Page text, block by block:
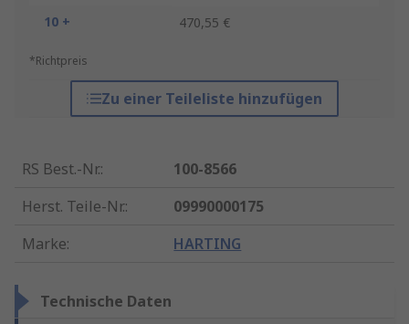
10 +
470,55 €
*Richtpreis
Zu einer Teileliste hinzufügen
RS Best.-Nr.:
100-8566
Herst. Teile-Nr.:
09990000175
Marke: HARTING
Technische Daten